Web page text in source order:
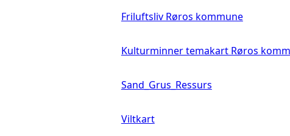
Friluftsliv Røros kommune
Kulturminner temakart Røros
Sand_Grus_Ressurs
Viltkart